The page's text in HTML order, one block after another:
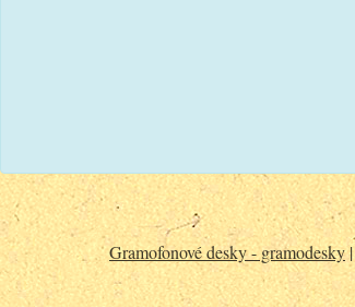
Gramofonové desky - gramodesky